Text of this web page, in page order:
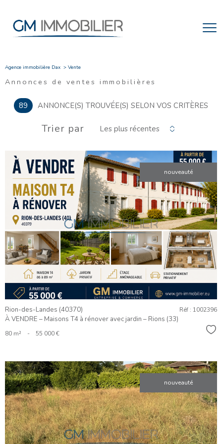
Agence immobilière Dax Vente
Annonces de ventes immobilières
89 ANNONCE(S) TROUVÉE(S) SELON VOS CRITÈRES
Trier par Les plus récentes
nouveauté
VOIR LE
BIEN
Rion-des-Landes (40370)
À VENDRE – Maisons T4 à rénover avec jardin – Rions (33)
Réf : 1002396
80 m² - 55 000 €
nouveauté
VOIR LE